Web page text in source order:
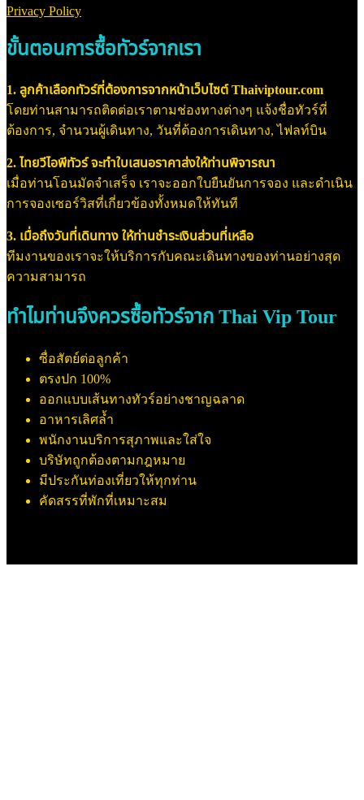
Privacy Policy
ขั้นตอนการซื้อทัวร์จากเรา
1. ลูกค้าเลือกทัวร์ที่ต้องการจากหน้าเว็บไซต์ Thaiviptour.com
โดยท่านสามารถติดต่อเราตามช่องทางต่างๆ แจ้งชื่อทัวร์ที่
ต้องการ, จำนวนผู้เดินทาง, วันที่ต้องการเดินทาง, ไฟลท์บิน
2. ไทยวีไอพีทัวร์ จะทำใบเสนอราคาส่งให้ท่านพิจารณา
เมื่อท่านโอนมัดจำเสร็จ เราจะออกใบยืนยันการจอง และดำเนิน
การจองเซอร์วิสที่เกี่ยวข้องทั้งหมดให้ทันที
3. เมื่อถึงวันที่เดินทาง ให้ท่านชำระเงินส่วนที่เหลือ
ทีมงานของเราจะให้บริการกับคณะเดินทางของท่านอย่างสุด
ความสามารถ
ทำไมท่านจึงควรซื้อทัวร์จาก Thai Vip Tour
ซื่อสัตย์ต่อลูกค้า
ตรงปก 100%
ออกแบบเส้นทางทัวร์อย่างชาญฉลาด
อาหารเลิศล้ำ
พนักงานบริการสุภาพและใส่ใจ
บริษัทถูกต้องตามกฎหมาย
มีประกันท่องเที่ยวให้ทุกท่าน
คัดสรรที่พักที่เหมาะสม